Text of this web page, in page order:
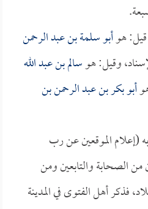
قيل: هوأبو سلمة بن عبد الرحمن
وقيل: هوسالم بن عبد الله
أبو بكر بن عبد الرحمن بن
(إعلام الموقعين عن رب
من الصحابة والتابعين ومن
فذكر أهل الفتوى في المدينة